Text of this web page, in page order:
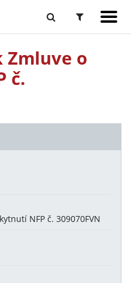
Zmluve o
č.
NFP č. 309070FVN